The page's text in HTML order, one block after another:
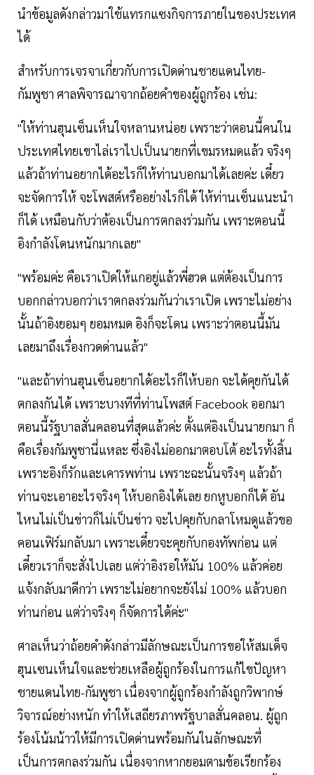
นำข้อมูลดังกล่าวมาใช้แทรกแซงกิจการภายในของประเทศ
ได้
สำหรับการเจรจาเกี่ยวกับการเปิดด่านชายแดนไทย-
กัมพูชา ศาลพิจารณาจากถ้อยคำของผู้ถูกร้อง เช่น:
"ให้ท่านฮุนเซ็นเห็นใจหลานหน่อย เพราะว่าตอนนี้คนใน
ประเทศไทยเขาไล่เราไปเป็นนายกที่เขมรหมดแล้ว จริงๆ
แล้วถ้าท่านอยากได้อะไรก็ให้ท่านบอกมาได้เลยค่ะ เดี๋ยว
จะจัดการให้ จะโพสต์หรืออย่างไรก็ได้ ให้ท่านเซ็นแนะนำ
ก็ได้ เหมือนกับว่าต้องเป็นการตกลงร่วมกัน เพราะตอนนี้
อิงกำลังโดนหนักมากเลย"
"พร้อมค่ะ คือเราเปิดให้แกอยู่แล้วพี่ฮวด แต่ต้องเป็นการ
บอกกล่าวบอกว่าเราตกลงร่วมกันว่าเราเปิด เพราะไม่อย่าง
นั้นถ้าอิงยอมๆ ยอมหมด อิงก็จะโดน เพราะว่าตอนนี้มัน
เลยมาถึงเรื่องกวดด่านแล้ว"
"และถ้าท่านฮุนเซ็นอยากได้อะไรก็ให้บอก จะได้คุยกันได้
ตกลงกันได้ เพราะบางทีที่ท่านโพสต์ Facebook ออกมา
ตอนนี้รัฐบาลสั่นคลอนที่สุดแล้วค่ะ ตั้งแต่อิงเป็นนายกมา ก็
คือเรื่องกัมพูชานี่แหละ ซึ่งอิงไม่ออกมาตอบโต้ อะไรทั้งสิ้น
เพราะอิงก็รักและเคารพท่าน เพราะฉะนั้นจริงๆ แล้วถ้า
ท่านจะเอาอะไรจริงๆ ให้บอกอิงได้เลย ยกหูบอกก็ได้ อัน
ไหนไม่เป็นข่าวก็ไม่เป็นข่าว จะไปคุยกับกลาโหมดูแล้วขอ
คอนเฟิร์มกลับมา เพราะเดี๋ยวจะคุยกับกองทัพก่อน แต่
เดี๋ยวเราก็จะสั่งไปเลย แต่ว่าอิงรอให้มัน 100% แล้วค่อย
แจ้งกลับมาดีกว่า เพราะไม่อยากจะยังไม่ 100% แล้วบอก
ท่านก่อน แต่ว่าจริงๆ ก็จัดการได้ค่ะ"
ศาลเห็นว่าถ้อยคำดังกล่าวมีลักษณะเป็นการขอให้สมเด็จ
ฮุนเซนเห็นใจและช่วยเหลือผู้ถูกร้องในการแก้ไขปัญหา
ชายแดนไทย-กัมพูชา เนื่องจากผู้ถูกร้องกำลังถูกวิพากษ์
วิจารณ์อย่างหนัก ทำให้เสถียรภาพรัฐบาลสั่นคลอน. ผู้ถูก
ร้องโน้มน้าวให้มีการเปิดด่านพร้อมกันในลักษณะที่
เป็นการตกลงร่วมกัน เนื่องจากหากยอมตามข้อเรียกร้อง